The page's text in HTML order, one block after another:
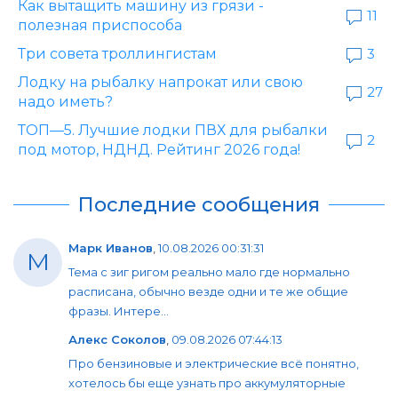
Как вытащить машину из грязи -
полезная приспособа
11
Три совета троллингистам
3
Лодку на рыбалку напрокат или свою
надо иметь?
27
ТОП—5. Лучшие лодки ПВХ для рыбалки
под мотор, НДНД. Рейтинг 2026 года!
2
Последние сообщения
М Марк Иванов ,10.08.2026 00:31:31
Тема с зиг ригом реально мало где нормально
расписана, обычно везде одни и те же общие
фразы. Интере...
Алекс Соколов 09.08.2026 07:44:13
Про бензиновые и электрические всё понятно,
хотелось бы еще узнать про аккумуляторные